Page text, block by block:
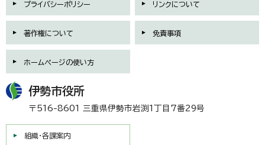
プライバシーポリシー リンクについて
著作権について 免責事項
ホームページの使い方
伊勢市役所
〒516-8601 三重県伊勢市岩渕1丁目7番29号
組織・各課案内